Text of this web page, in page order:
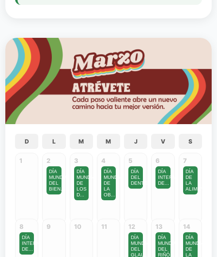
D L M M J V S
1 2
DÍA
MUNDIAL
DEL
BIEN...
3
DÍA
MUNDIAL
DE
LOS
D...
4
DÍA
MUNDIAL
DE
LA
OB...
5
DÍA
DEL
DENTISTA
6
DÍA
INTERNACIONAL
DE...
7
DÍA
DE
LA
8
DÍA
INTERNACIONAL
DE...
9 10 11 12
DÍA
MUNDIAL
DEL
GLAU...
13
DÍA
MUNDIAL
DEL
RIÑÓ...
14
DÍA
MUNDIAL
DE
LA